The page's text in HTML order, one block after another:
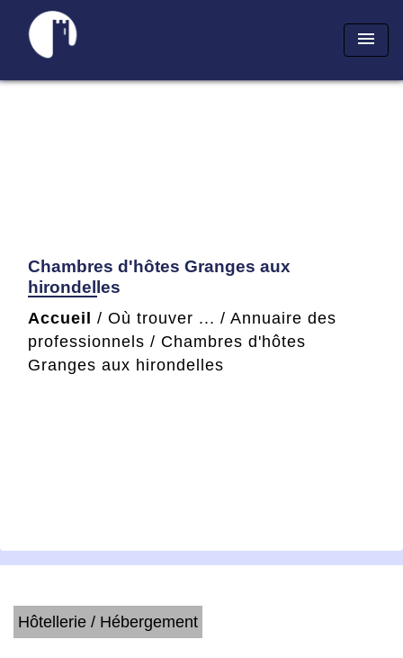
menu
Chambres d'hôtes Granges aux
hirondelles
Accueil / Où trouver ... / Annuaire des
professionnels / Chambres d'hôtes
Granges aux hirondelles
Hôtellerie / Hébergement